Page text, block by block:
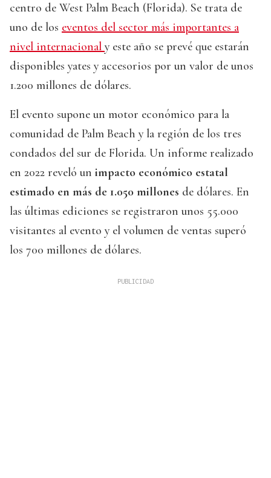
centro de West Palm Beach (Florida). Se trata de
uno de los eventos del sector más importantes a
nivel internacional y este año se prevé que estarán
disponibles yates y accesorios por un valor de unos
1.200 millones de dólares.
El evento supone un motor económico para la
comunidad de Palm Beach y la región de los tres
condados del sur de Florida. Un informe realizado
en 2022 reveló un impacto económico estatal
estimado en más de 1.050 millones de dólares. En
las últimas ediciones se registraron unos 55.000
visitantes al evento y el volumen de ventas superó
los 700 millones de dólares.